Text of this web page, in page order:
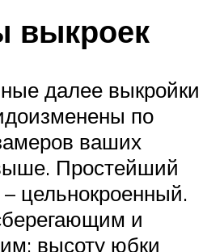
выкроек
далее выкройки
по
ваших
Простейший
– цельнокроенный.
и
высоту юбки